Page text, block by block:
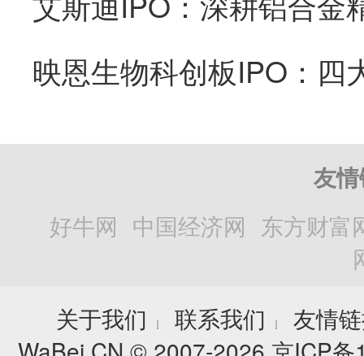
友
好牛网 中国经济网 东方财富
关于我们
┊ 联系我们 ┊
友情